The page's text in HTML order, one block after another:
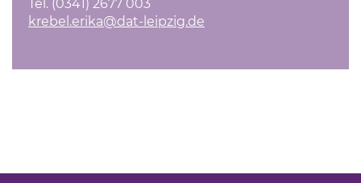
Tel. (0341) 2677 003
krebel.erika@dat-leipzig.de